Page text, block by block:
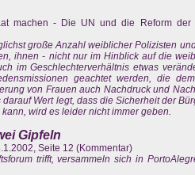
machen - Die UN und die Reform der
große Anzahl weiblicher Polizisten
ihnen - nicht nur im Hinblick auf die
im Geschlechterverhältnis etwas
geachtet werden, die
von Frauen auch Nachdruck und
Wert legt, dass die Sicherheit der
wird es leider nicht immer geben.
Gipfeln
Seite 12 (Kommentar)
trifft, versammeln sich in